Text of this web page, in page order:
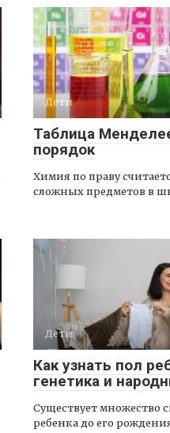
Дети
Таблица
порядок
Химия по праву
сложных предметов в
Дети
Как узнать пол
генетика и
Существует множество
ребенка до его